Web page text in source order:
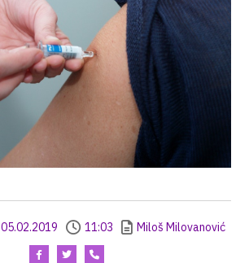
05.02.2019 11:03 Miloš Milovanović